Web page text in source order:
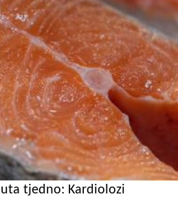
tjedno: Kardiolozi